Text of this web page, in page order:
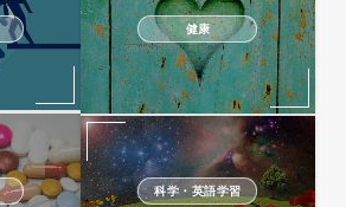
健康
科学・英語学習